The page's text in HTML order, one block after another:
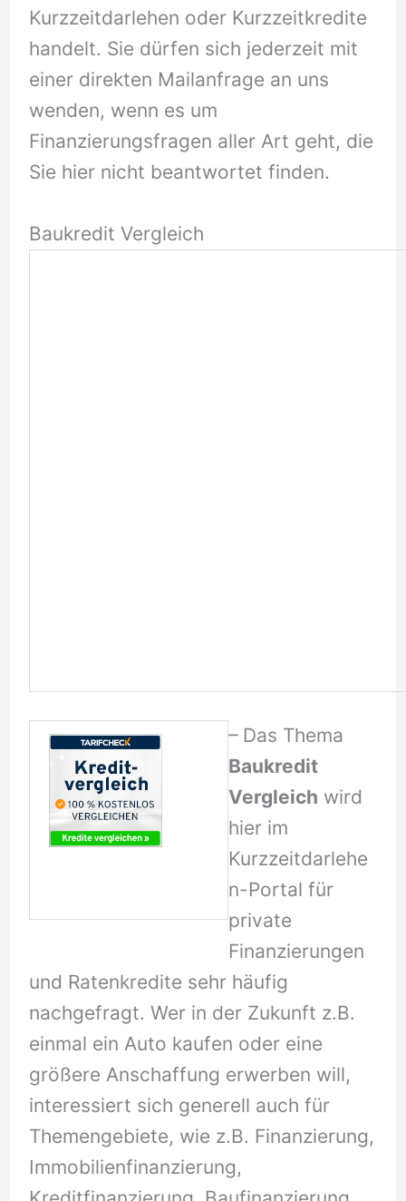
Kurzzeitdarlehen oder Kurzzeitkredite
handelt. Sie dürfen sich jederzeit mit
einer direkten Mailanfrage an uns
wenden, wenn es um
Finanzierungsfragen aller Art geht, die
Sie hier nicht beantwortet finden.
Baukredit Vergleich
– Das Thema
Baukredit
Vergleich wird
hier im
Kurzzeitdarlehe
n-Portal für
private
Finanzierungen
und Ratenkredite sehr häufig
nachgefragt. Wer in der Zukunft z.B.
einmal ein Auto kaufen oder eine
größere Anschaffung erwerben will,
interessiert sich generell auch für
Themengebiete, wie z.B. Finanzierung,
Immobilienfinanzierung,